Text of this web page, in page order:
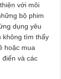
với môi
bộ phim
dụng yêu
không tìm thấy
hoặc mua
điển và các